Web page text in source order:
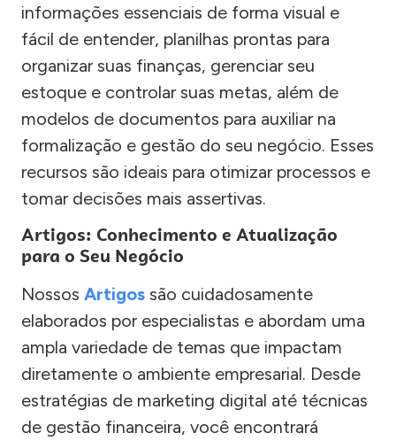
informações essenciais de forma visual e
fácil de entender, planilhas prontas para
organizar suas finanças, gerenciar seu
estoque e controlar suas metas, além de
modelos de documentos para auxiliar na
formalização e gestão do seu negócio. Esses
recursos são ideais para otimizar processos e
tomar decisões mais assertivas.
Artigos: Conhecimento e Atualização
para o Seu Negócio
Nossos Artigos são cuidadosamente
elaborados por especialistas e abordam uma
ampla variedade de temas que impactam
diretamente o ambiente empresarial. Desde
estratégias de marketing digital até técnicas
de gestão financeira, você encontrará